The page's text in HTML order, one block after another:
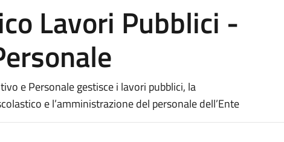
Lavori Pubblici -
e Personale gestisce i lavori pubblici, la
e l’amministrazione del personale dell’Ente